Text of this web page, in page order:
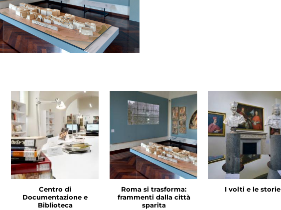
Centro di
Documentazione e
Biblioteca
Roma si trasforma:
frammenti dalla città
sparita
I volti e le storie